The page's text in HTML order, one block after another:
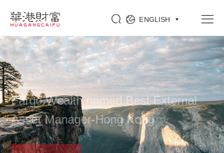
ENGLISH
Fargo Wealth named Best External
Asset Manager-Hong Kong
Learn more